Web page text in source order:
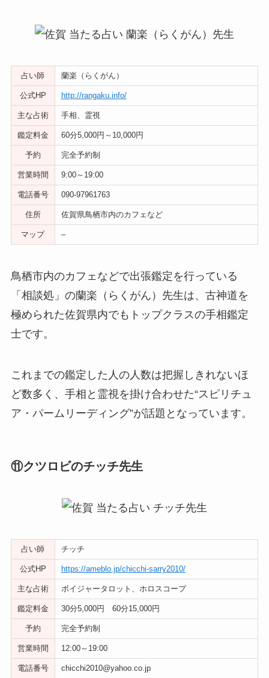
占い師 蘭楽（らくがん）
公式HP http://rangaku.info/
主な占術 手相、霊視
鑑定料金 60分5,000円～10,000円
予約 完全予約制
営業時間 9:00～19:00
電話番号 090-97961763
住所 佐賀県鳥栖市内のカフェなど
マップ –
鳥栖市内のカフェなどで出張鑑定を行っている
「相談処」の蘭楽（らくがん）先生は、古神道を
極められた佐賀県内でもトップクラスの手相鑑定
士です。
これまでの鑑定した人の人数は把握しきれないほ
ど数多く、手相と霊視を掛け合わせた“スピリチュ
ア・パームリーディング”が話題となっています。
⑪クツロビのチッチ先生
占い師 チッチ
公式HP https://ameblo.jp/chicchi-sarry2010/
主な占術 ボイジャータロット、ホロスコープ
鑑定料金 30分5,000円 60分15,000円
予約 完全予約制
営業時間 12:00～19:00
電話番号 chicchi2010@yahoo.co.jp